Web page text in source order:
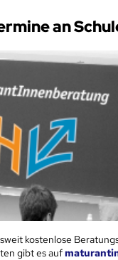
an
kostenlose
gibt es auf